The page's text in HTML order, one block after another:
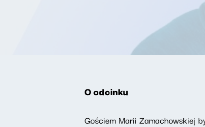
O odcinku
Gościem Marii Zamachowskiej